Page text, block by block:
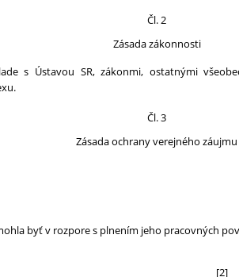
Čl. 2
Zásada zákonnosti
s Ústavou SR, zákonmi, ostatnými
Čl. 3
Zásada ochrany verejného záujmu
byť v rozpore s plnením jeho pracovných
[2]